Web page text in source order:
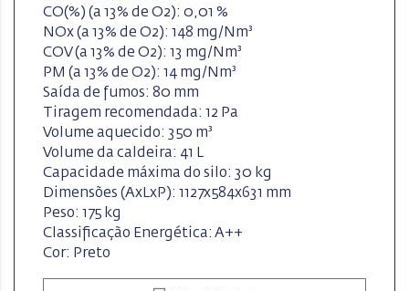
CO(%) (a 13% de O2): 0,01 %
NOx (a 13% de O2): 148 mg/Nm³
COV (a 13% de O2): 13 mg/Nm³
PM (a 13% de O2): 14 mg/Nm³
Saída de fumos: 80 mm
Tiragem recomendada: 12 Pa
Volume aquecido: 350 m³
Volume da caldeira: 41 L
Capacidade máxima do silo: 30 kg
Dimensões (AxLxP): 1127x584x631 mm
Peso: 175 kg
Classificação Energética: A++
Cor: Preto